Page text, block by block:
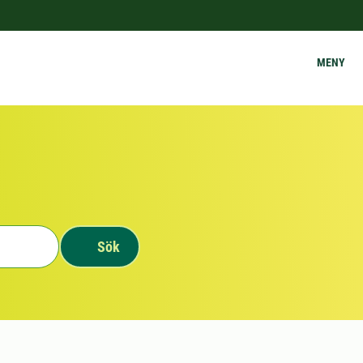
MENY
Sök